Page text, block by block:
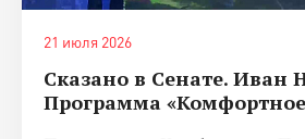
21 июля 2026
Сказано в Сенате. Иван
Программа